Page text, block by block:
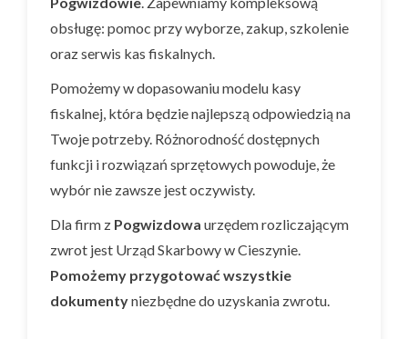
obsługę: pomoc przy wyborze, zakup, szkolenie
oraz serwis kas fiskalnych.
Pomożemy w dopasowaniu modelu kasy
fiskalnej, która będzie najlepszą odpowiedzią na
Twoje potrzeby. Różnorodność dostępnych
funkcji i rozwiązań sprzętowych powoduje, że
wybór nie zawsze jest oczywisty.
Dla firm z Pogwizdowa urzędem rozliczającym
zwrot jest Urząd Skarbowy w Cieszynie.
Pomożemy przygotować wszystkie
dokumentyniezbędne do uzyskania zwrotu.